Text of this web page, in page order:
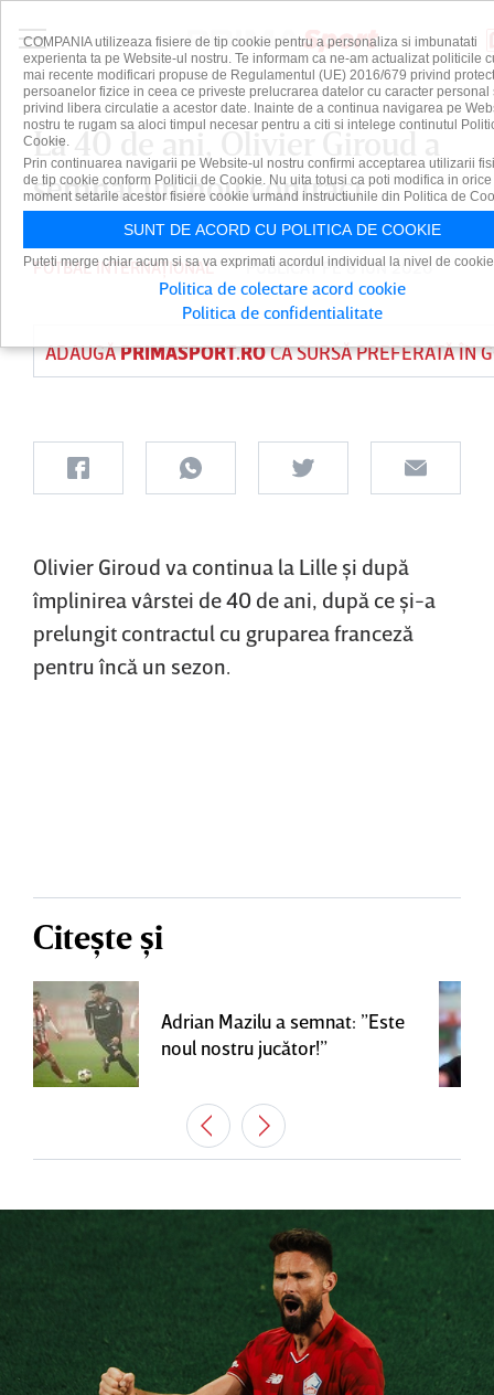
La 40 de ani, Olivier Giroud a
semnat un nou contract
FOTBAL INTERNAȚIONAL PUBLICAT PE 8 IUN 2026
ADAUGĂPRIMASPORT.ROCA SURSĂ PREFERATĂ ÎN
Olivier Giroud va continua la Lille şi după
împlinirea vârstei de 40 de ani, după ce şi-a
prelungit contractul cu gruparea franceză
pentru încă un sezon.
Citește și
Adrian Mazilu a semnat: ”Este
noul nostru jucător!”
COMPANIA utilizeaza fisiere de tip cookie pentru a personaliza si imbunatati
experienta ta pe Website-ul nostru. Te informam ca ne-am actualizat politicile
mai recente modificari propuse de Regulamentul (UE) 2016/679 privind
persoanelor fizice in ceea ce priveste prelucrarea datelor cu caracter personal
privind libera circulatie a acestor date. Inainte de a continua navigarea pe
nostru te rugam sa aloci timpul necesar pentru a citi si intelege continutul
Cookie.
Prin continuarea navigarii pe Website-ul nostru confirmi acceptarea utilizarii
de tip cookie conform Politicii de Cookie. Nu uita totusi ca poti modifica in orice
moment setarile acestor fisiere cookie urmand instructiunile din Politica de
SUNT DE ACORD CU POLITICA DE COOKIE
Puteti merge chiar acum si sa va exprimati acordul individual la nivel de
Politica de colectare acord cookie
Politica de confidentialitate